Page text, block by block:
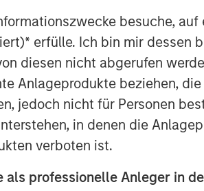
besuche, auf
* erfülle. Ich bin mir dessen
diesen nicht abgerufen
Anlageprodukte beziehen, die
jedoch nicht für Personen
in denen die
verboten ist.
professionelle Anleger in
across Direct Lending and
Opportunistic Credit
experienced team
patient, long-term capital
owner-operated and
backed businesses.